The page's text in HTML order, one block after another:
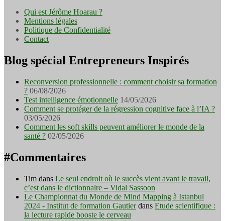
Qui est Jérôme Hoarau ?
Mentions légales
Politique de Confidentialité
Contact
Blog spécial Entrepreneurs Inspirés
Reconversion professionnelle : comment choisir sa formation
? 06/08/2026
Test intelligence émotionnelle 14/05/2026
Comment se protéger de la régression cognitive face à l’IA ?
03/05/2026
Comment les soft skills peuvent améliorer le monde de la
santé ? 02/05/2026
#Commentaires
Tim dans Le seul endroit où le succès vient avant le travail,
c’est dans le dictionnaire – Vidal Sassoon
Le Championnat du Monde de Mind Mapping à Istanbul
2024 - Institut de formation Gautierdans Etude scientifique :
la lecture rapide booste le cerveau